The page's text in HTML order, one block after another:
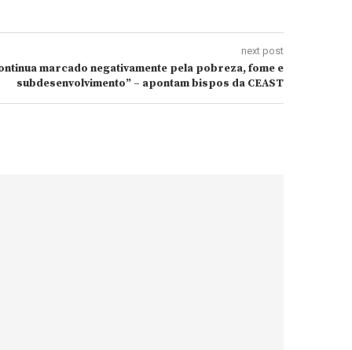
next post
marcado negativamente pela pobreza, fome e
subdesenvolvimento” – apontam bispos da CEAST